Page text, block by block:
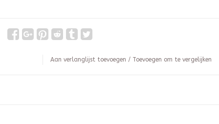
Aan verlanglijst toevoegen / Toevoegen om te vergelijken